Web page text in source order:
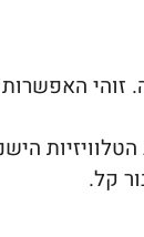
זוהי
קל.